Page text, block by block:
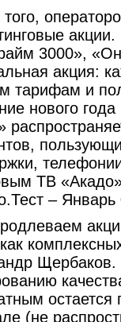
3000»,
акция:
тарифам и
нового
ТВ
– Январь
как
(не